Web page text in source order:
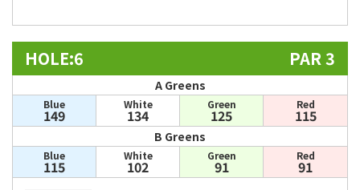
HOLE:6 PAR 3
A Greens
Blue
149
White
134
Green
125
Red
115
B Greens
Blue
115
White
102
Green
91
Red
91